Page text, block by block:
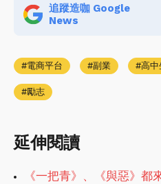
追蹤造咖 Google
News
電商平台 副業 高中
勵志
延伸閱讀
《一把青》、《與惡》